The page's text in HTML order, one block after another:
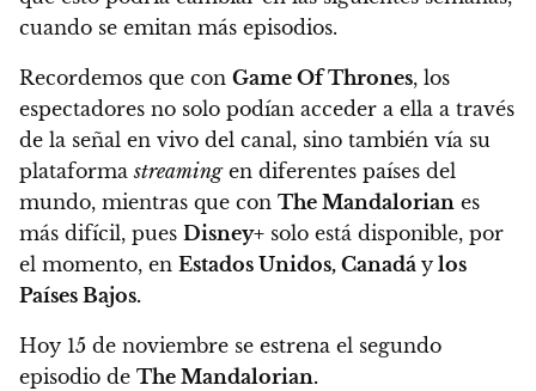
cuando se emitan más episodios.
Recordemos que con Game Of Thrones, los
espectadores no solo podían acceder a ella a través
de la señal en vivo del canal, sino también vía su
plataformastreamingen diferentes países del
mundo, mientras que con The Mandalorian es
más difícil, pues Disney+ solo está disponible, por
el momento, en Estados Unidos, Canadá y los
Países Bajos.
Hoy 15 de noviembre se estrena el segundo
episodio de The Mandalorian.